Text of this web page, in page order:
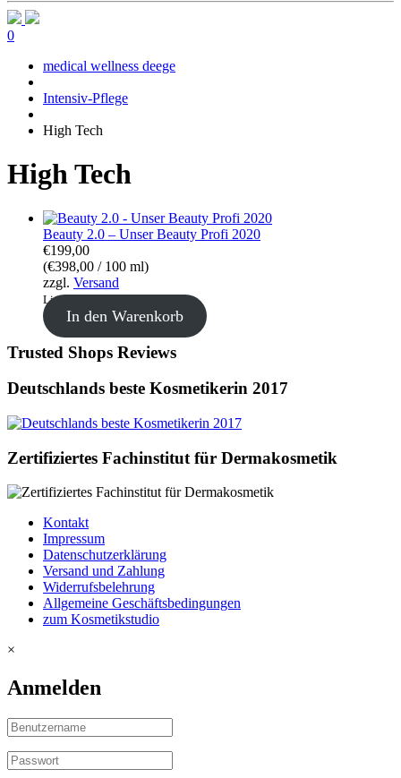
0
medical wellness deege
Intensiv-Pflege
High Tech
High Tech
Beauty 2.0 – Unser Beauty Profi 2020
€199,00
(€398,00 / 100 ml)
zzgl. Versand
Lieferzeit: ca. 24 Stunden
In den Warenkorb
Trusted Shops Reviews
Deutschlands beste Kosmetikerin 2017
Zertifiziertes Fachinstitut für Dermakosmetik
Kontakt
Impressum
Datenschutzerklärung
Versand und Zahlung
Widerrufsbelehrung
Allgemeine Geschäftsbedingungen
zum Kosmetikstudio
×
Anmelden